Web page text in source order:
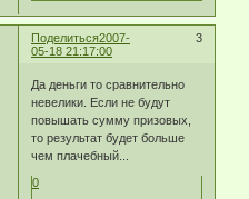
Поделиться 3
2007-
05-18 21:17:00
Да деньги то сравнительно
невелики. Если не будут
повышать сумму призовых,
то результат будет больше
чем плачебный...
0